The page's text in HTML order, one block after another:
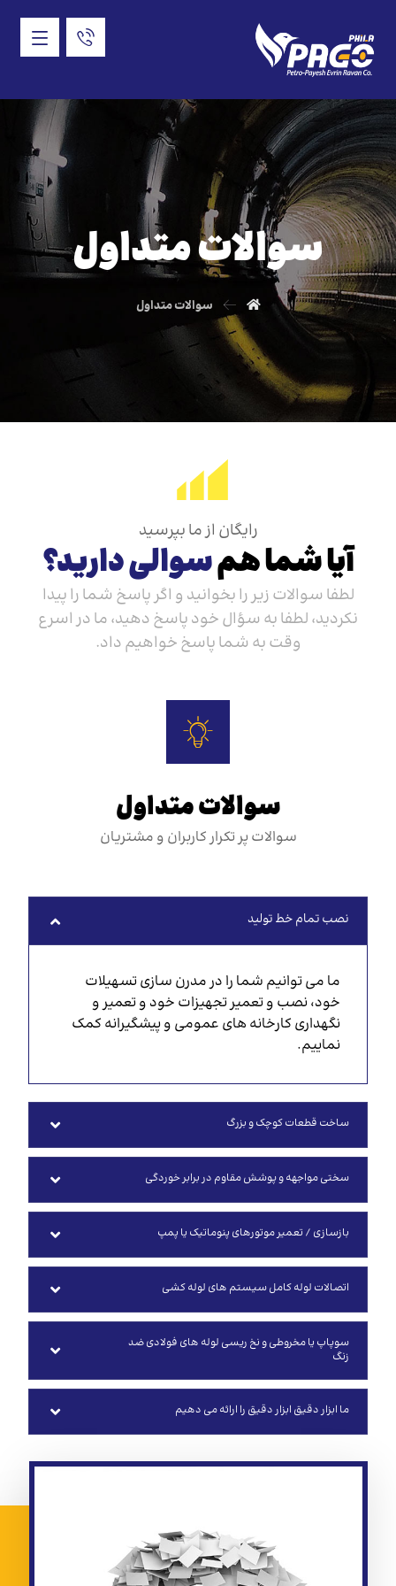
سوالات متداول
سوالات متداول
رایگان از ما بپرسید
آیا شما همسوالی دارید؟
لطفا سوالات زیر را بخوانید و اگر پاسخ شما را پیدا
نکردید، لطفا به سؤال خود پاسخ دهید، ما در اسرع
وقت به شما پاسخ خواهیم داد.
سوالات متداول
سوالات پر تکرار کاربران و مشتریان
نصب تمام خط تولید
ما می توانیم شما را در مدرن سازی تسهیلات
خود، نصب و تعمیر تجهیزات خود و تعمیر و
نگهداری کارخانه های عمومی و پیشگیرانه کمک
نماییم.
ساخت قطعات کوچک و بزرگ
سختی مواجهه و پوشش مقاوم در برابر خوردگی
بازسازی / تعمیر موتورهای پنوماتیک یا پمپ
اتصالات لوله کامل سیستم های لوله کشی
سوپاپ یا مخروطی و نخ ریسی لوله های فولادی ضد
زنگ
ما ابزار دقیق ابزار دقیق را ارائه می دهیم